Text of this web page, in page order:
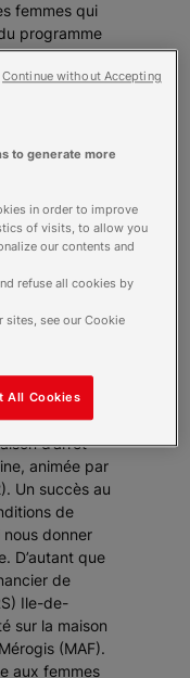
femmes qui
programme
la
salle mise
Celle-ci
de ce
à base
Croix-Rouge
Rouge
dans un
succès. Le
place dans
et le
association
d’arrêt
animée par
Un succès au
de
donner
D’autant que
de
Ile-de-
sur la maison
(MAF).
aux femmes
to generate more
in order to improve
of visits, to allow you
our contents and
refuse all cookies by
sites, see our Cookie
All Cookies
Continue without Accepting